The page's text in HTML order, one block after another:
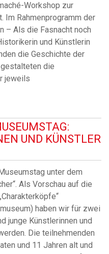
Workshop zur
Im Rahmenprogramm der
– Als die Fasnacht noch
und Künstlerin
die Geschichte der
die
jeweils
UND KÜNSTLER
unter dem
Als Vorschau auf die
haben wir für zwei
junge Künstlerinnen und
Die teilnehmenden
und 11 Jahren alt und